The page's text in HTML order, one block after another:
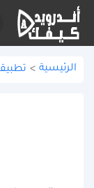
الرئيسية >